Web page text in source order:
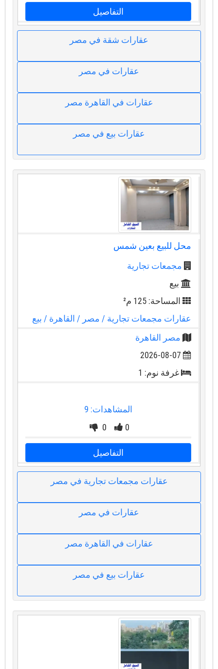
التفاصيل
عقارات شقة في مصر
عقارات في مصر
عقارات في القاهرة مصر
عقارات بيع في مصر
محل للبيع بعين شمس
مجمعات تجارية
بيع
المساحة: 125 م²
عقارات مجمعات تجارية/ مصر / القاهرة/ بيع
مصر القاهرة
2026-08-07
غرفة نوم: 1
المشاهدات: 9
0
0
التفاصيل
عقارات مجمعات تجارية في مصر
عقارات في مصر
عقارات في القاهرة مصر
عقارات بيع في مصر